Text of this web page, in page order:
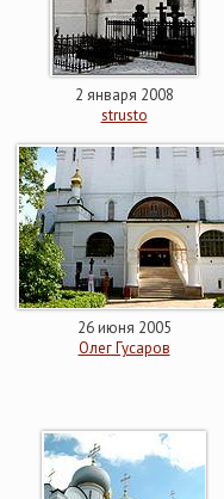
2 января 2008
strusto
26 июня 2005
Олег Гусаров